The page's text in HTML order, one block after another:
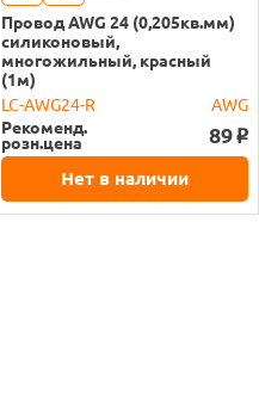
Провод AWG 24 (0,205кв.мм)
силиконовый,
многожильный, красный
(1м)
LC-AWG24-R
AWG
Рекоменд.
розн.цена 89 o
Нет в наличии